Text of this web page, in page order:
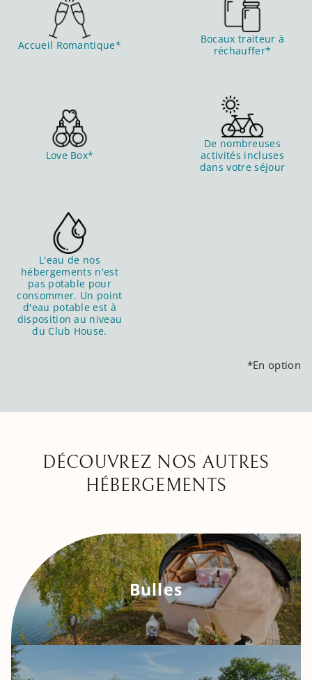
Accueil Romantique*
Bocaux traiteur à
réchauffer*
Love Box*
De nombreuses
activités incluses
dans votre séjour
L'eau de nos
hébergements n'est
pas potable pour
consommer. Un point
d'eau potable est à
disposition au niveau
du Club House.
*En option
DÉCOUVREZ NOS AUTRES
HÉBERGEMENTS
Bulles